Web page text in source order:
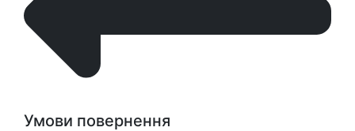
Умови повернення